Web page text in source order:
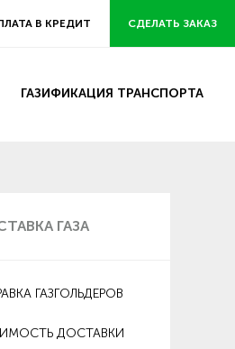
В КРЕДИТ СДЕЛАТЬ ЗАКАЗ
ГАЗИФИКАЦИЯ ТРАНСПОРТА
ГАЗА
ГАЗГОЛЬДЕРОВ
ДОСТАВКИ